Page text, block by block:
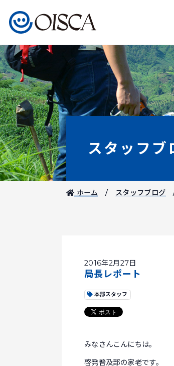
スタッフブ
ホーム スタッフブログ
2016年2月27日
局長レポート
本部スタッフ
みなさんこんにちは。
啓発普及部の家老です。